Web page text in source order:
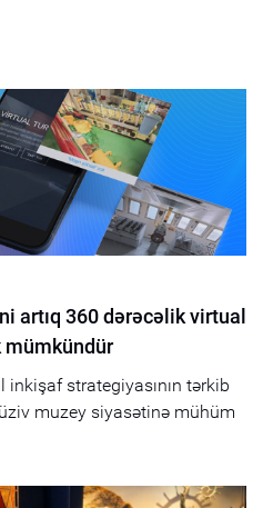
artıq 360 dərəcəlik virtual
strategiyasının tərkib
muzey siyasətinə mühüm